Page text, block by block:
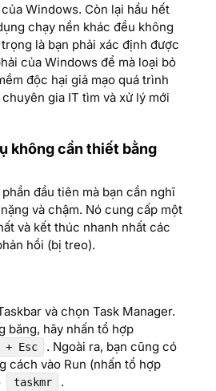
Windows. Còn lại hầu hết
chạy nền khác đều không
là bạn phải xác định được
của Windows để mà loại bỏ
độc hại giả mạo quá trình
gia IT tìm và xử lý mới
không cần thiết bằng
đầu tiên mà bạn cần nghĩ
và chậm. Nó cung cấp một
và kết thúc nhanh nhất các
hồi (bị treo).
và chọn Task Manager.
băng, hãy nhấn tổ hợp
Esc
. Ngoài ra, bạn cũng có
cách vào Run (nhấn tổ hợp
taskmr .